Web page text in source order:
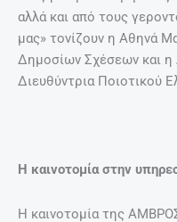
αλλά και από τους
μας» τονίζουν η Αθηνά
Δημοσίων Σχέσεων και
Διευθύντρια Ποιοτικού
Η καινοτομία στην
Η καινοτομία της